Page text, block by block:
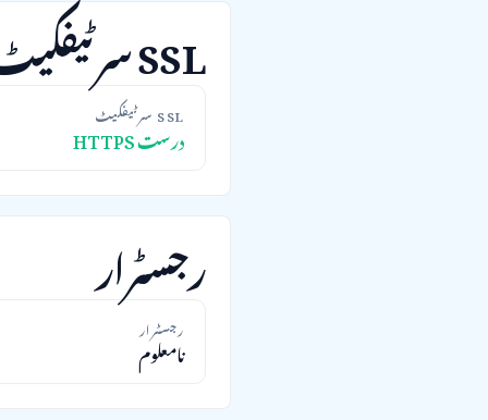
SSL سرٹیفکیٹ
SSL سرٹیفکیٹ
درست HTTPS
رجسٹرار
رجسٹرار
نامعلوم